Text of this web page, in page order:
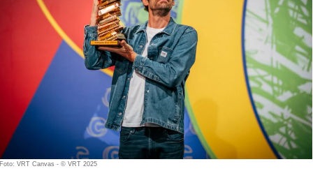
Foto: VRT Canvas - © VRT 2025